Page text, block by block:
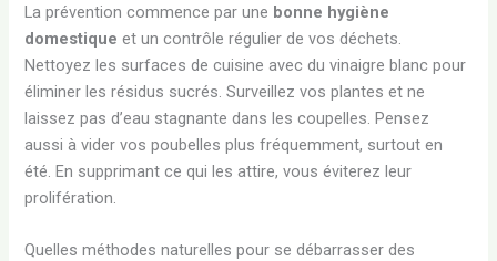
La prévention commence par une bonne hygiène
domestique et un contrôle régulier de vos déchets.
Nettoyez les surfaces de cuisine avec du vinaigre blanc pour
éliminer les résidus sucrés. Surveillez vos plantes et ne
laissez pas d’eau stagnante dans les coupelles. Pensez
aussi à vider vos poubelles plus fréquemment, surtout en
été. En supprimant ce qui les attire, vous éviterez leur
prolifération.
Quelles méthodes naturelles pour se débarrasser des